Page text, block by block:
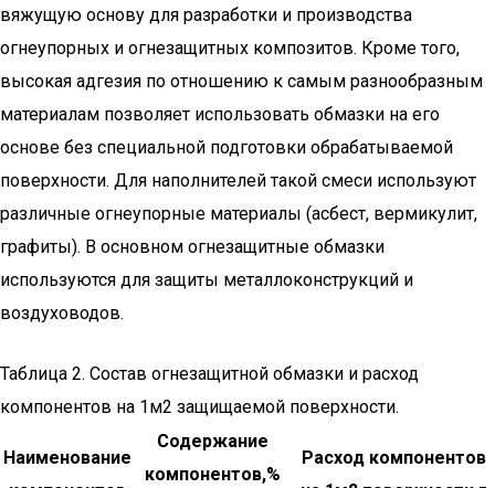
вяжущую основу для разработки и производства
огнеупорных и огнезащитных композитов. Кроме того,
высокая адгезия по отношению к самым разнообразным
материалам позволяет использовать обмазки на его
основе без специальной подготовки обрабатываемой
поверхности. Для наполнителей такой смеси используют
различные огнеупорные материалы (асбест, вермикулит,
графиты). В основном огнезащитные обмазки
используются для защиты металлоконструкций и
воздуховодов.
Таблица 2. Состав огнезащитной обмазки и расход
компонентов на 1м2 защищаемой поверхности.
Наименование
Содержание
компонентов,%
Расход компонентов